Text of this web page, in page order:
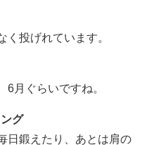
く投げれています。
月ぐらいですね。
グ
日鍛えたり、あとは肩の